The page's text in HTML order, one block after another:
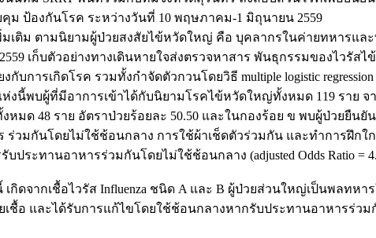
ม ป้องกันโรค ระหว่างวันที่ 10 พฤษภาคม-1 มิถุนายน 2559
เติม ตามนิยามผู้ป่วยสงสัยไข้หวัดใหญ่ คือ บุคลากรในค่ายทหารแล
เก็บตัวอย่างทางเดินหายใจส่งตรวจหาสาร พันธุกรรมของไวรัส
กับการเกิดโรค รวมทั้งกำจัดตัวกวนโดยวิธี multiple logistic regression
นี้พบผู้ที่มีอาการเข้าได้กับนิยามโรคไข้หวัดใหญ่ทั้งหมด 119 ราย จ
หมด 48 ราย อัตราป่วยร้อยละ 50.50 และในกองร้อย ข พบผู้ป่วยยืนยั
ร่วมกันโดยไม่ใช้ช้อนกลาง การใช้ผ้าเช็ดตัวร่วมกัน และทำการฝึก
ะทานอาหารร่วมกันโดยไม่ใช้ช้อนกลาง (adjusted Odds Ratio =
ดจากเชื้อไวรัส Influenza ชนิด A และ B ผู้ป่วยส่วนใหญ่เป็นพลทห
ชื้อ และได้รับการแก้ไขโดยใช้ช้อนกลางหากรับประทานอาหารร่ว